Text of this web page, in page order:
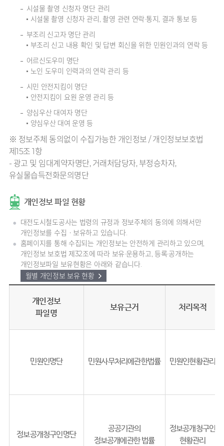
시설물 촬영 신청자 명단 관리
시설물 촬영 신청자 관리, 촬영 관련 연락·통지, 결과 통보 등
부조리 신고자 명단 관리
부조리 신고 내용 확인 및 답변 회신을 위한 민원인과의 연락 등
어르신도우미 명단
노인 도우미 인력과의 연락 관리 등
시민 안전지킴이 명단
안전지킴이 요원 운영 관리 등
양심우산 대여자 명단
양심우산 대여 운영 등
※ 정보주체 동의없이 수집가능한 개인정보 / 개인정보보호법
제15조 1항
- 광고 및 임대계약자명단, 거래처담당자, 부정승차자,
유실물습득전화문의명단
개인정보 파일 현황
대전도시철도공사는 법령의 규정과 정보주체의 동의에 의해서만
개인정보를 수집ㆍ보유하고 있습니다.
홈페이지를 통해 수집되는 개인정보는 안전하게 관리하고 있으며,
개인정보 보호법 제32조에 따라 보유·운용하고, 등록·공개하는
개인정보파일 보유현황은 아래와 같습니다.
월별 개인정보 보유 현황
개인정보
파일명
보유근거 처리목적
민원인명단 민원사무처리에관한법률 민원인현황관리
정보공개청구인명단
공공기관의
정보공개에관한 법률
정보공개청구인
현황관리